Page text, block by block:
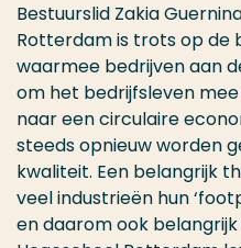
Bestuurslid Zakia
Rotterdam is trots op de
waarmee bedrijven aan
om het bedrijfsleven
naar een circulaire
steeds opnieuw worden
kwaliteit. Een belangrijk
veel industrieën hun
en daarom ook